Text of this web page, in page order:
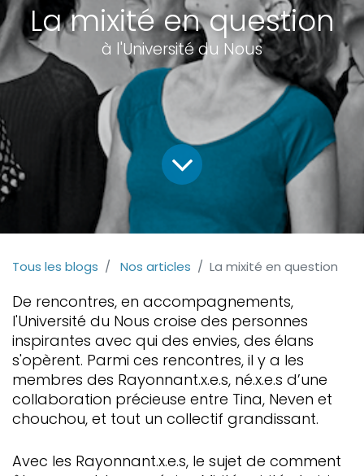
La mixité en question
à l'Université du Nous
Tous les blogs Nos articles La mixité en question
De rencontres, en accompagnements,
l'Université du Nous croise des personnes
inspirantes avec qui des envies, des élans
s'opèrent. Parmi ces rencontres, il y a les
membres des Rayonnant.x.e.s, né.x.e.s d’une
collaboration précieuse entre Tina, Neven et
chouchou, et tout un collectif grandissant.
Avec les Rayonnant.x.e.s, le sujet de comment